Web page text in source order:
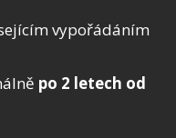
vypořádáním
po 2 letech od